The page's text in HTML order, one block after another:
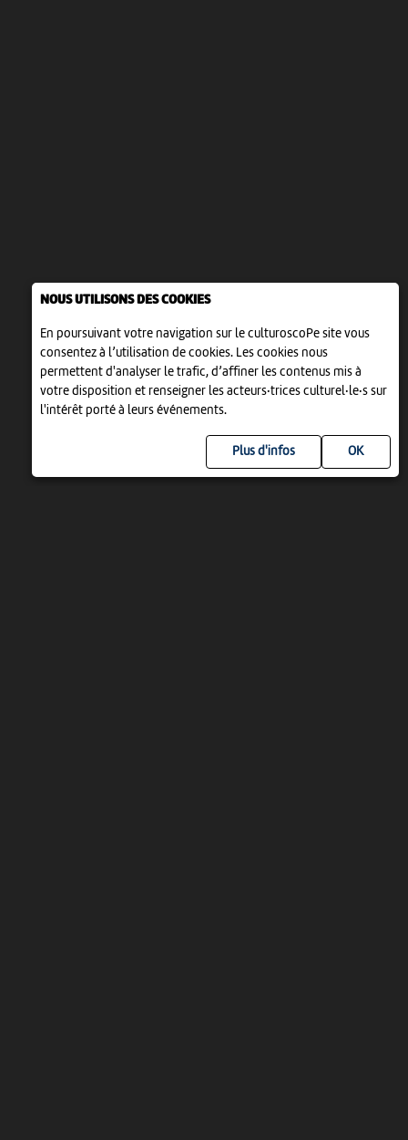
NOUS UTILISONS DES COOKIES
En poursuivant votre navigation sur le culturoscoPe site vous
consentez à l’utilisation de cookies. Les cookies nous
permettent d'analyser le trafic, d’affiner les contenus mis à
votre disposition et renseigner les acteurs·trices culturel·le·s sur
l'intérêt porté à leurs événements.
Plus d'infos